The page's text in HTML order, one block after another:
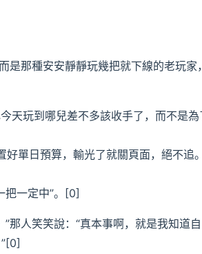
是那種安安靜靜玩幾把就下線的老玩家，
天玩到哪兒差不多該收手了，而不是為
單日預算，輸光了就關頁面，絕不追。
把一定中”。[0]
那人笑笑說：“真本事啊，就是我知道